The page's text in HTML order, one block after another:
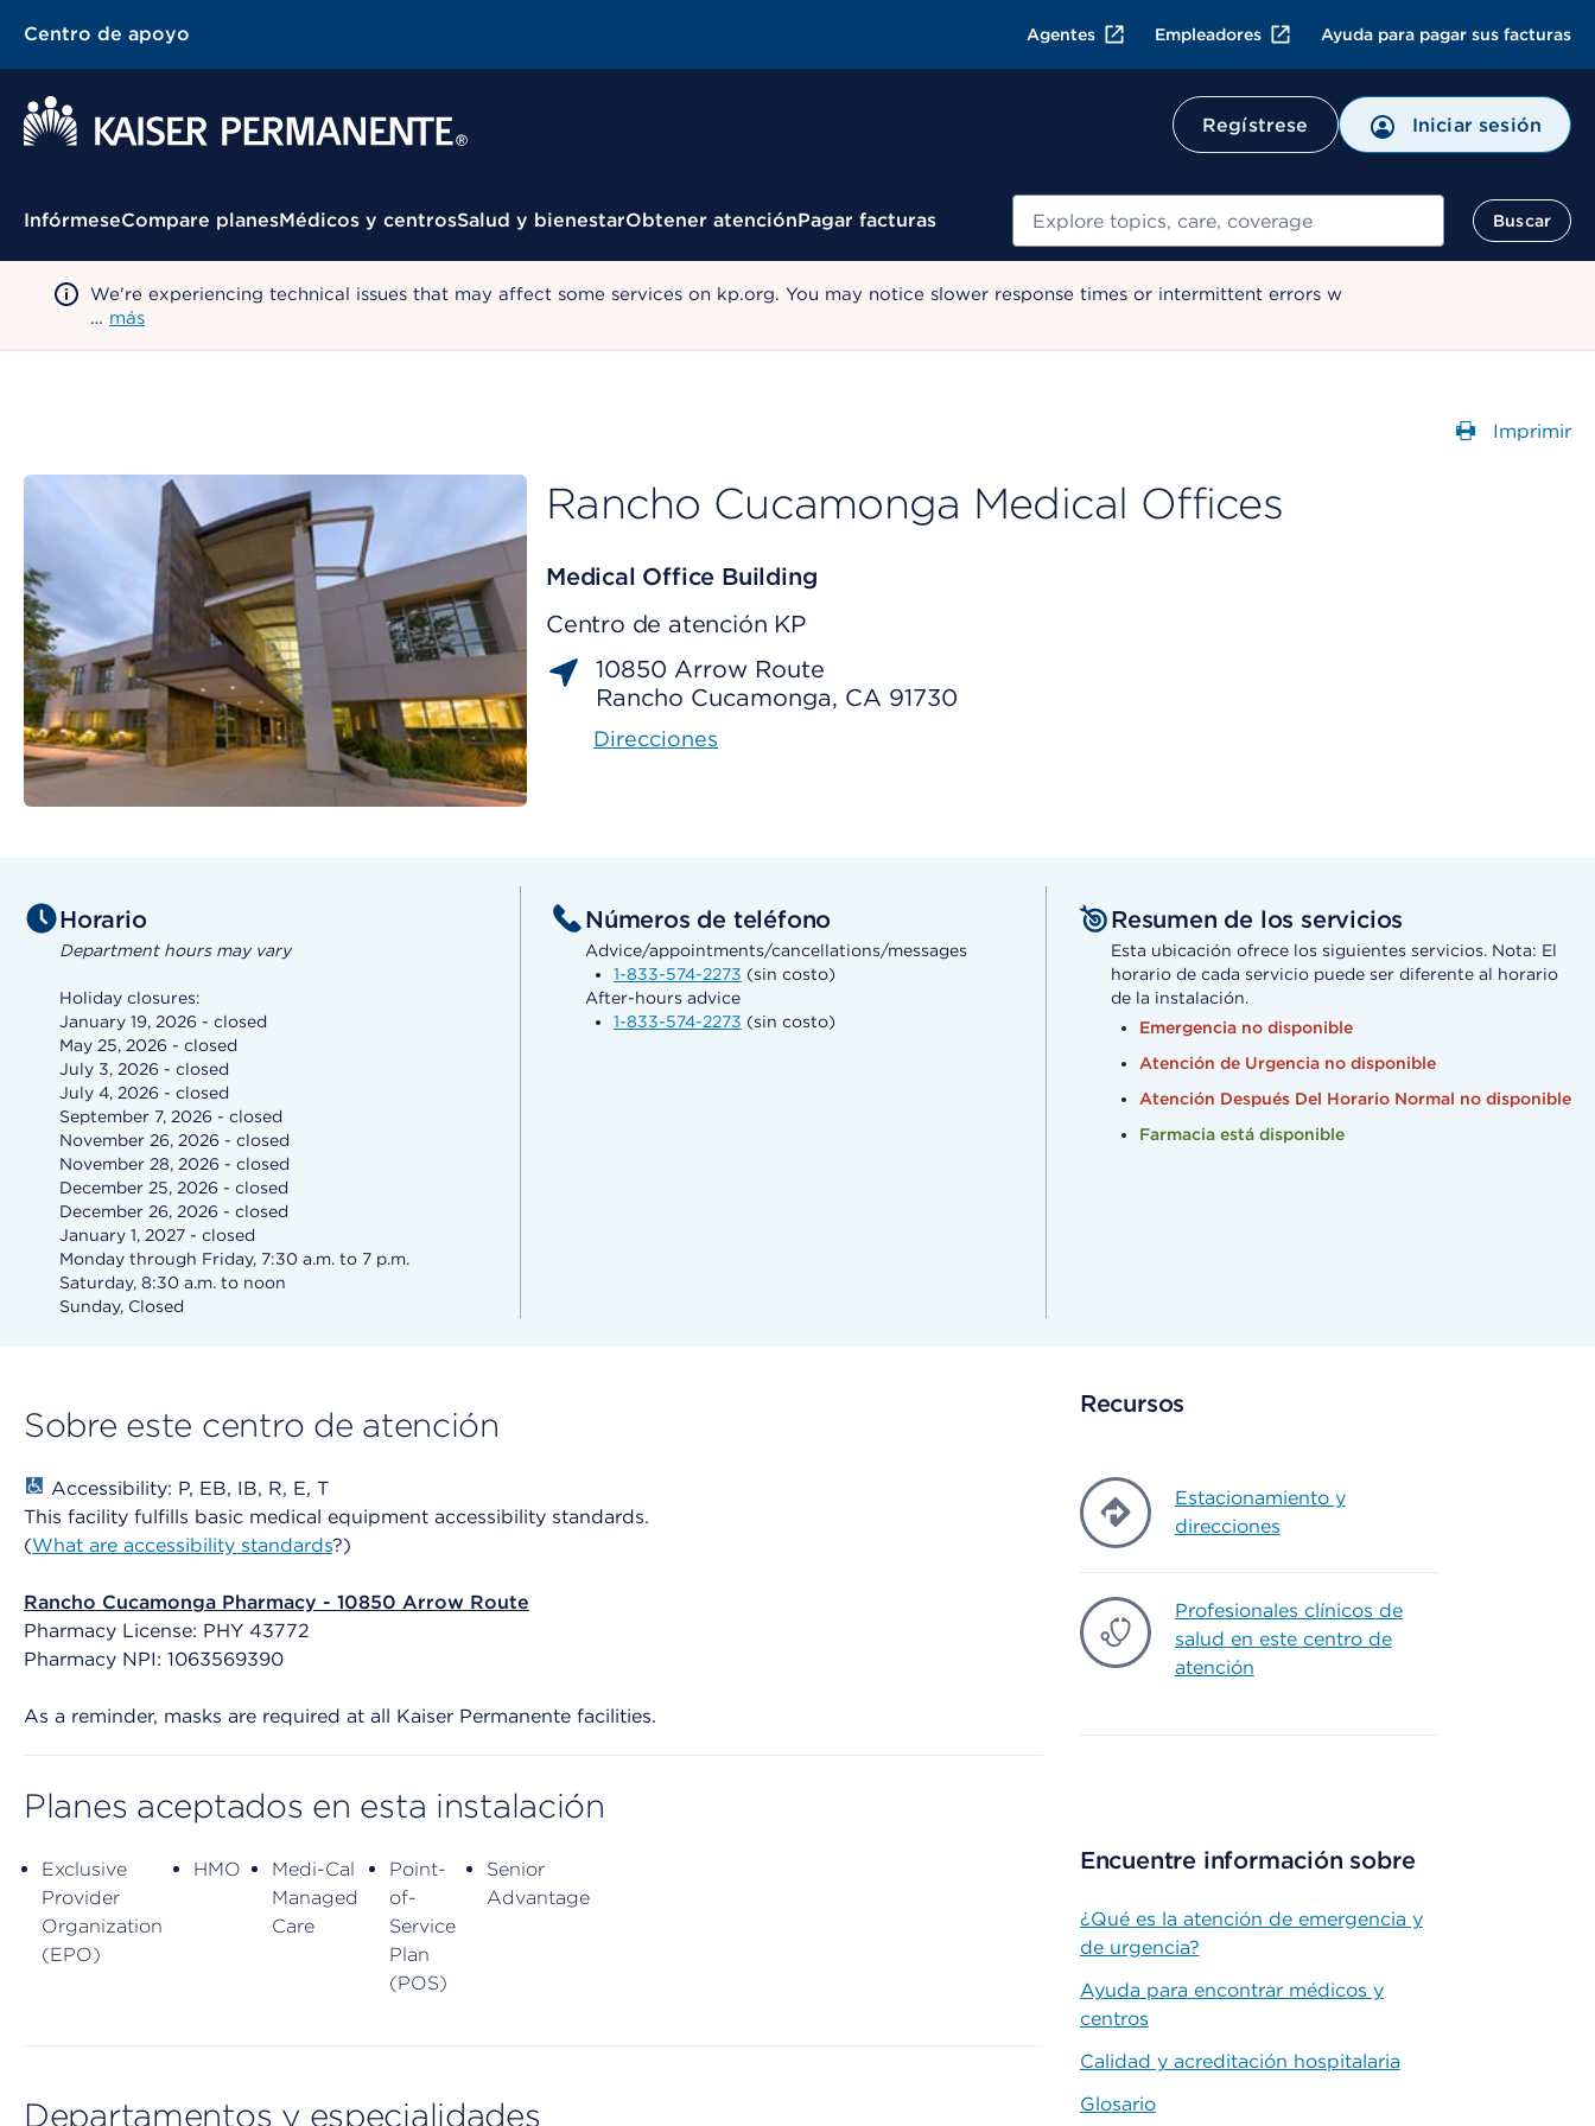
Centro de apoyo Agentes Empleadores Ayuda para pagar sus facturas
Regístrese Iniciar sesión
Menú contextual
InfórmeseCompare planesMédicos y centrosSalud y bienestarObtener atenciónPagar facturas Buscar
Buscar
We're experiencing technical issues that may affect some services on kp.org. You may notice slower response times or intermittent errors w
… más
Imprimir
Rancho Cucamonga Medical Offices
Medical Office Building
Centro de atención KP
10850 Arrow Route
Rancho Cucamonga, CA 91730
Direcciones
Horario
Department hours may vary
Holiday closures:
January 19, 2026 - closed
May 25, 2026 - closed
July 3, 2026 - closed
July 4, 2026 - closed
September 7, 2026 - closed
November 26, 2026 - closed
November 28, 2026 - closed
December 25, 2026 - closed
December 26, 2026 - closed
January 1, 2027 - closed
Monday through Friday, 7:30 a.m. to 7 p.m.
Saturday, 8:30 a.m. to noon
Sunday, Closed
Números de teléfono
Advice/appointments/cancellations/messages
1-833-574-2273 (sin costo)
After-hours advice
1-833-574-2273 (sin costo)
Resumen de los servicios
Esta ubicación ofrece los siguientes servicios. Nota: El
horario de cada servicio puede ser diferente al horario
de la instalación.
Emergencia no disponible
Atención de Urgencia no disponible
Atención Después Del Horario Normal no disponible
Farmacia está disponible
Sobre este centro de atención
Accessibility: P, EB, IB, R, E, T
This facility fulfills basic medical equipment accessibility standards.
(What are accessibility standards?)
Rancho Cucamonga Pharmacy - 10850 Arrow Route
Pharmacy License: PHY 43772
Pharmacy NPI: 1063569390
As a reminder, masks are required at all Kaiser Permanente facilities.
Planes aceptados en esta instalación
Exclusive
Provider
Organization
(EPO)
HMO
Medi-Cal
Managed
Care
Point-
of-
Service
Plan
(POS)
Senior
Advantage
Departamentos y especialidades
Recursos
Estacionamiento y
direcciones
Profesionales clínicos de
salud en este centro de
atención
Encuentre información sobre
¿Qué es la atención de emergencia y
de urgencia?
Ayuda para encontrar médicos y
centros
Calidad y acreditación hospitalaria
Glosario